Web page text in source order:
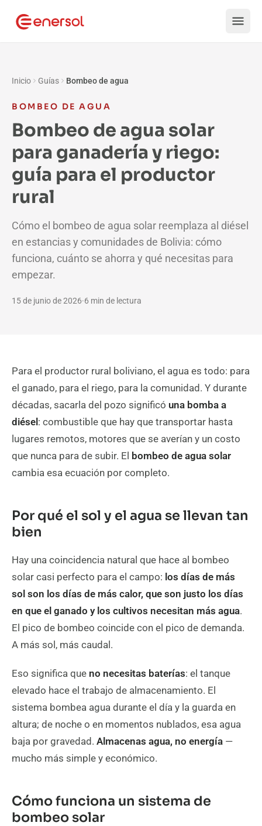
Inicio Guías Bombeo de agua
BOMBEO DE AGUA
Bombeo de agua solar
para ganadería y riego:
guía para el productor
rural
Cómo el bombeo de agua solar reemplaza al diésel
en estancias y comunidades de Bolivia: cómo
funciona, cuánto se ahorra y qué necesitas para
empezar.
15 de junio de 2026·6 min de lectura
Para el productor rural boliviano, el agua es todo: para
el ganado, para el riego, para la comunidad. Y durante
décadas, sacarla del pozo significó una bomba a
diésel : combustible que hay que transportar hasta
lugares remotos, motores que se averían y un costo
que nunca para de subir. El bombeo de agua solar
cambia esa ecuación por completo.
Por qué el sol y el agua se llevan tan
bien
Hay una coincidencia natural que hace al bombeo
solar casi perfecto para el campo: los días de más
sol son los días de más calor, que son justo los días
en que el ganado y los cultivos necesitan más agua.
El pico de bombeo coincide con el pico de demanda.
A más sol, más caudal.
Eso significa que no necesitas baterías: el tanque
elevado hace el trabajo de almacenamiento. El
sistema bombea agua durante el día y la guarda en
altura; de noche o en momentos nublados, esa agua
baja por gravedad. Almacenas agua, no energía —
mucho más simple y económico.
Cómo funciona un sistema de
bombeo solar